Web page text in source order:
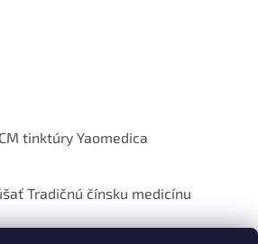
tinktúry Yaomedica
Tradičnú čínsku medicínu